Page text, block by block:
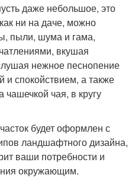
даже небольшое, это
ни на даче, можно
пыли, шума и гама,
вкушая
нежное песнопение
и спокойствием, а также
чая, в кругу
будет оформлен с
ландшафтного дизайна,
ваши потребности и
окружающим.